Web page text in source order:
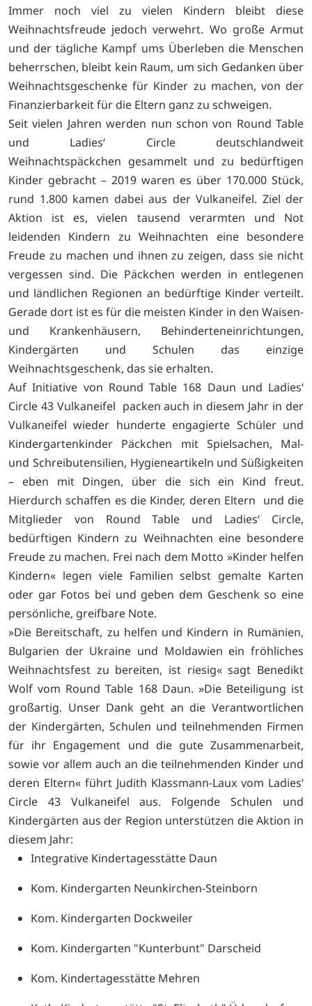
Immer noch viel zu vielen Kindern bleibt diese
Weihnachtsfreude jedoch verwehrt. Wo große Armut
und der tägliche Kampf ums Überleben die Menschen
beherrschen, bleibt kein Raum, um sich Gedanken über
Weihnachtsgeschenke für Kinder zu machen, von der
Finanzierbarkeit für die Eltern ganz zu schweigen.
Seit vielen Jahren werden nun schon von Round Table
und Ladies‘ Circle deutschlandweit
Weihnachtspäckchen gesammelt und zu bedürftigen
Kinder gebracht – 2019 waren es über 170.000 Stück,
rund 1.800 kamen dabei aus der Vulkaneifel. Ziel der
Aktion ist es, vielen tausend verarmten und Not
leidenden Kindern zu Weihnachten eine besondere
Freude zu machen und ihnen zu zeigen, dass sie nicht
vergessen sind. Die Päckchen werden in entlegenen
und ländlichen Regionen an bedürftige Kinder verteilt.
Gerade dort ist es für die meisten Kinder in den Waisen-
und Krankenhäusern, Behinderteneinrichtungen,
Kindergärten und Schulen das einzige
Weihnachtsgeschenk, das sie erhalten.
Auf Initiative von Round Table 168 Daun und Ladies‘
Circle 43 Vulkaneifel packen auch in diesem Jahr in der
Vulkaneifel wieder hunderte engagierte Schüler und
Kindergartenkinder Päckchen mit Spielsachen, Mal-
und Schreibutensilien, Hygieneartikeln und Süßigkeiten
– eben mit Dingen, über die sich ein Kind freut.
Hierdurch schaffen es die Kinder, deren Eltern und die
Mitglieder von Round Table und Ladies‘ Circle,
bedürftigen Kindern zu Weihnachten eine besondere
Freude zu machen. Frei nach dem Motto »Kinder helfen
Kindern« legen viele Familien selbst gemalte Karten
oder gar Fotos bei und geben dem Geschenk so eine
persönliche, greifbare Note.
»Die Bereitschaft, zu helfen und Kindern in Rumänien,
Bulgarien der Ukraine und Moldawien ein fröhliches
Weihnachtsfest zu bereiten, ist riesig« sagt Benedikt
Wolf vom Round Table 168 Daun. »Die Beteiligung ist
großartig. Unser Dank geht an die Verantwortlichen
der Kindergärten, Schulen und teilnehmenden Firmen
für ihr Engagement und die gute Zusammenarbeit,
sowie vor allem auch an die teilnehmenden Kinder und
deren Eltern« führt Judith Klassmann-Laux vom Ladies‘
Circle 43 Vulkaneifel aus. Folgende Schulen und
Kindergärten aus der Region unterstützen die Aktion in
diesem Jahr:
Integrative Kindertagesstätte Daun
Kom. Kindergarten Neunkirchen-Steinborn
Kom. Kindergarten Dockweiler
Kom. Kindergarten "Kunterbunt" Darscheid
Kom. Kindertagesstätte Mehren